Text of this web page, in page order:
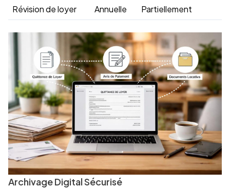
Révision de loyer
Annuelle Partiellement
Archivage Digital Sécurisé